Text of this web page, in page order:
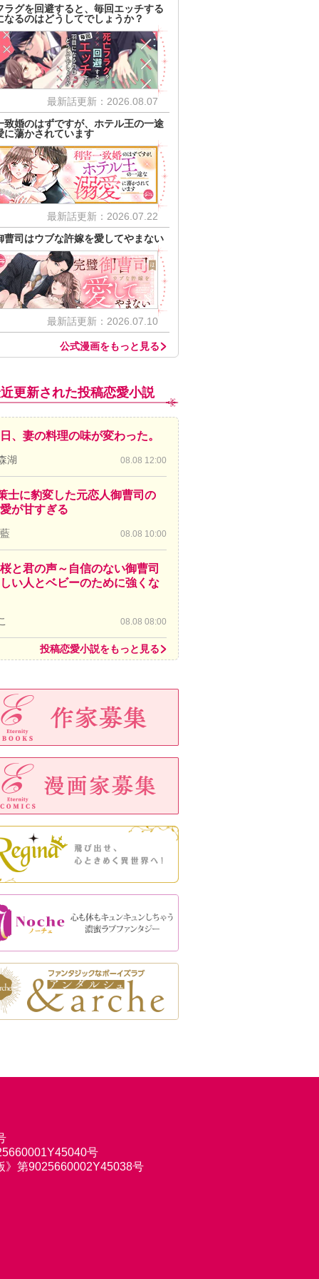
ラグを回避すると、毎回エッチする
なるのはどうしてでしょうか？
最新話更新：2026.08.07
致婚のはずですが、ホテル王の一途
に蕩かされています
最新話更新：2026.07.22
曹司はウブな許嫁を愛してやまない
最新話更新：2026.07.10
公式漫画をもっと見る
更新された投稿恋愛小説
、妻の料理の味が変わった。
湖 08.08 12:00
士に豹変した元恋人御曹司の
が甘すぎる
08.08 10:00
と君の声～自信のない御曹司
い人とベビーのために強くな
08.08 08:00
投稿恋愛小説をもっと見る
号
第9025660002Y45038号